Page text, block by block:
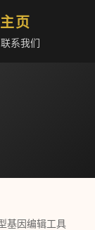
页
联系我们
基因编辑工具